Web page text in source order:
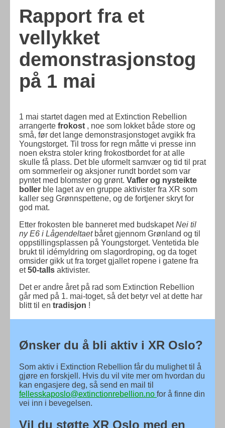
Rapport fra et
vellykket
demonstrasjonstog
på 1 mai
1 mai startet dagen med at Extinction Rebellion
arrangerte frokost , noe som lokket både store og
små, før det lange demonstrasjonstoget avgikk fra
Youngstorget. Til tross for regn måtte vi presse inn
noen ekstra stoler kring frokostbordet for at alle
skulle få plass. Det ble uformelt samvær og tid til prat
om sommerleir og aksjoner rundt bordet som var
pyntet med blomster og grønt. Vafler og nysteikte
boller ble laget av en gruppe aktivister fra XR som
kaller seg Grønnspettene, og de fortjener skryt for
god mat.
Etter frokosten ble banneret med budskapetNei til
ny E6 i Lågendeltaet båret gjennom Grønland og til
oppstillingsplassen på Youngstorget. Ventetida ble
brukt til idémyldring om slagordroping, og da toget
omsider gikk ut fra torget gjallet ropene i gatene fra
et50-talls aktivister.
Det er andre året på rad som Extinction Rebellion
går med på 1. mai-toget, så det betyr vel at dette har
blitt til en tradisjon !
Ønsker du å bli aktiv i XR Oslo?
Som aktiv i Extinction Rebellion får du mulighet til å
gjøre en forskjell. Hvis du vil vite mer om hvordan du
kan engasjere deg, så send en mail til
fellesskaposlo@extinctionrebellion.no for å finne din
vei inn i bevegelsen.
Vil du støtte XR Oslo med en